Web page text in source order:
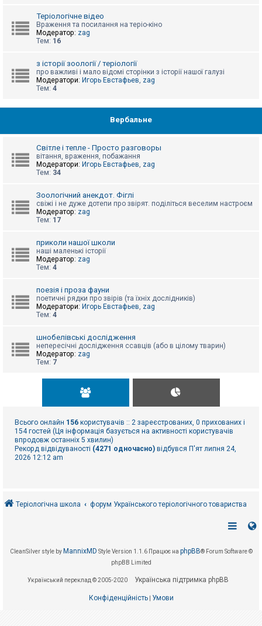
Теріологічне відео
Враження та посилання на теріо-кіно
Модератор: zag
Тем: 16
з історії зоології / теріології
про важливі і мало відомі сторінки з історії нашої галузі
Модератори: Игорь Евстафьев, zag
Тем: 4
Вербальне
Світле і тепле - Просто разговоры
вітання, враження, побажання
Модератори: Игорь Евстафьев, zag
Тем: 34
Зоологічний анекдот. Фіглі
свіжі і не дуже дотепи про звірят. поділіться веселим настроєм
Модератор: zag
Тем: 17
приколи нашої школи
наші маленькі історії
Модератор: zag
Тем: 4
поезія і проза фауни
поетичні рядки про звірів (та їхніх дослідників)
Модератори: Игорь Евстафьев, zag
Тем: 4
шнобелівські дослідження
непересічні дослідження ссавців (або в цілому тварин)
Модератор: zag
Тем: 7
Всього онлайн 156 користувачів :: 2 зареєстрованих, 0 прихованих і
154 гостей (Ця інформація базується на активності користувачів
впродовж останніх 5 хвилин)
Рекорд відвідуваності (4271 одночасно) відбувся П'ят липня 24,
2026 12:12 am
Теріологічна школа форум Українського теріологічного товариства
CleanSilver style by MannixMD Style Version 1.1.6 Працює на phpBB® Forum Software ©
phpBB Limited
Український переклад © 2005-2020 Українська підтримка phpBB
Конфіденційність| Умови